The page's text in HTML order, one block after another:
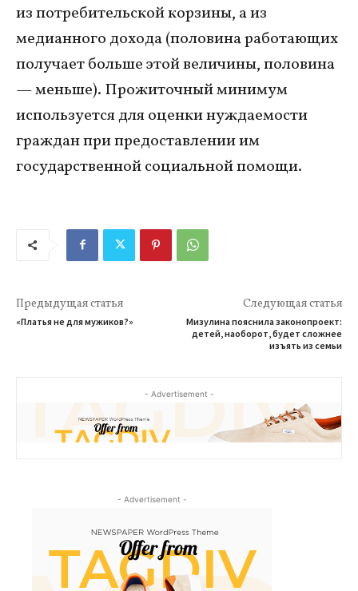
из потребительской корзины, а из
медианного дохода (половина работающих
получает больше этой величины, половина
— меньше). Прожиточный минимум
используется для оценки нуждаемости
граждан при предоставлении им
государственной социальной помощи.
Предыдущая статья
«Платья не для мужиков?»
Следующая статья
Мизулина пояснила законопроект:
детей, наоборот, будет сложнее
изъять из семьи
- Advertisement -
- Advertisement -